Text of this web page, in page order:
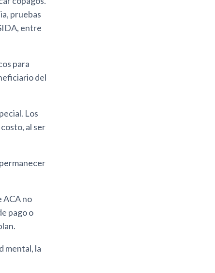
pruebas
entre
para
del
Los
al ser
ACA no
pago o
mental, la